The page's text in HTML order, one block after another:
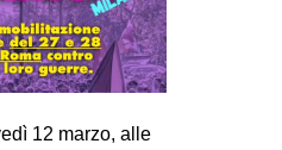
12 marzo, alle